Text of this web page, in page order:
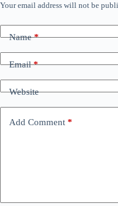
Your email address will not be
Name*
Email*
Website
Add Comment *